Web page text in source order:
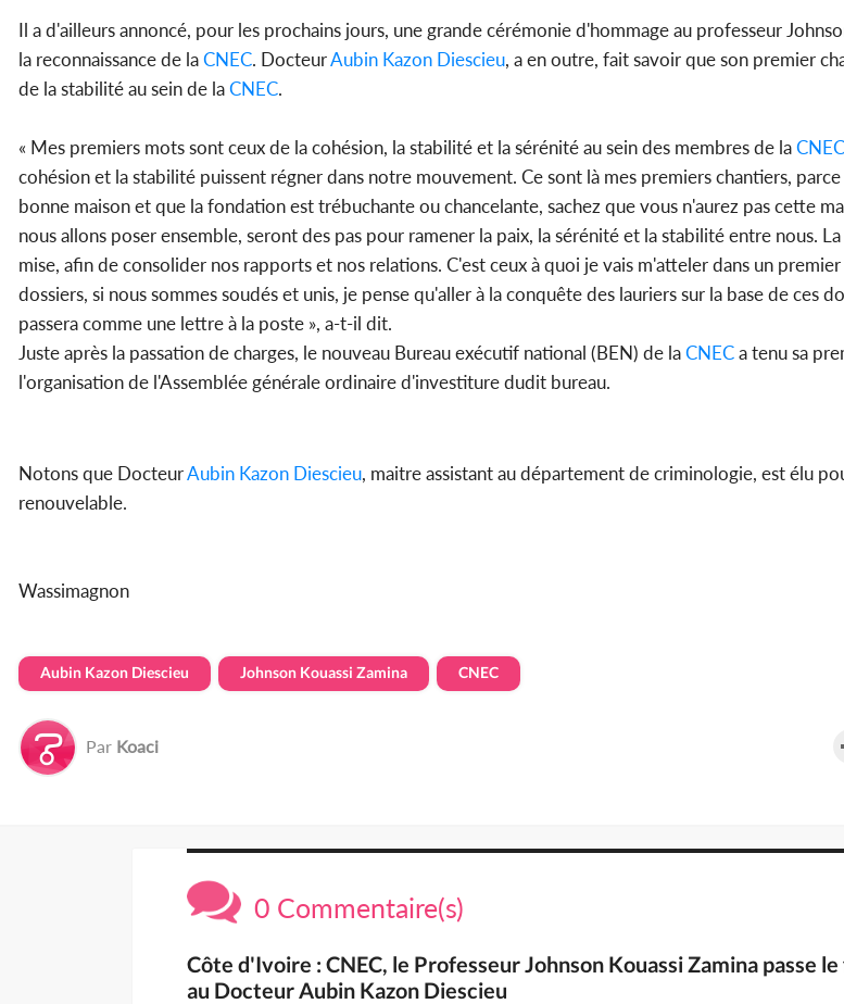
Il a d'ailleurs annoncé, pour les prochains jours, une grande cérémonie d'hommage au professeur
la reconnaissance de laCNEC. DocteurAubin Kazon Diescieu, a en outre, fait savoir que son premier
de la stabilité au sein de laCNEC.
« Mes premiers mots sont ceux de la cohésion, la stabilité et la sérénité au sein des membres de laCNEC
cohésion et la stabilité puissent régner dans notre mouvement. Ce sont là mes premiers chantiers,
bonne maison et que la fondation est trébuchante ou chancelante, sachez que vous n'aurez pas cette
nous allons poser ensemble, seront des pas pour ramener la paix, la sérénité et la stabilité entre nous.
mise, afin de consolider nos rapports et nos relations. C'est ceux à quoi je vais m'atteler dans un
dossiers, si nous sommes soudés et unis, je pense qu'aller à la conquête des lauriers sur la base de ces
passera comme une lettre à la poste », a-t-il dit.
Juste après la passation de charges, le nouveau Bureau exécutif national (BEN) de laCNECa tenu sa
l'organisation de l'Assemblée générale ordinaire d'investiture dudit bureau.
Notons que DocteurAubin Kazon Diescieu, maitre assistant au département de criminologie, est élu
renouvelable.
Wassimagnon
Aubin Kazon Diescieu Johnson Kouassi Zamina CNEC
Par Koaci
0 Commentaire(s)
Côte d'Ivoire : CNEC, le Professeur Johnson Kouassi Zamina passe
au Docteur Aubin Kazon Diescieu